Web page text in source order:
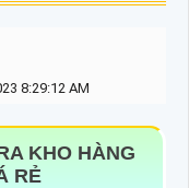
8:29:12 AM
KHO HÀNG
RẺ